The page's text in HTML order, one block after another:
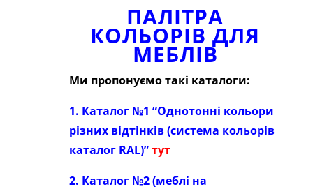
ПАЛІТРА
КОЛЬОРІВ ДЛЯ
МЕБЛІВ
Ми пропонуємо такі каталоги:
1. Каталог №1 “Однотонні кольори
різних відтінків (система кольорів
каталог RAL)”тут
2. Каталог №2 (меблі на